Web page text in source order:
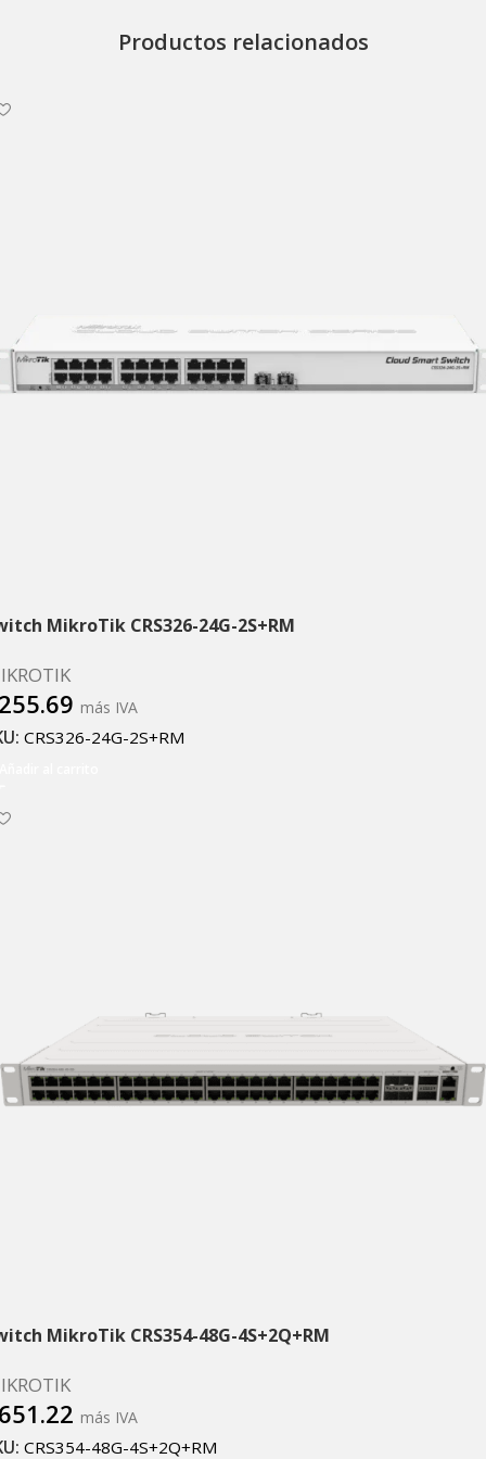
Productos relacionados
MikroTik CRS326-24G-2S+RM
más IVA
CRS326-24G-2S+RM
MikroTik CRS354-48G-4S+2Q+RM
más IVA
CRS354-48G-4S+2Q+RM